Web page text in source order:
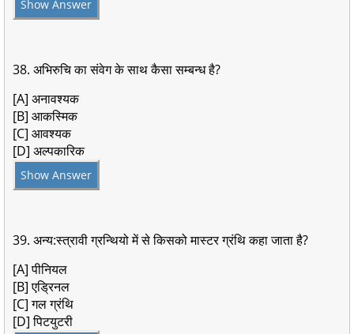
Show Answer
38. अभिरुचि का संवेग के साथ कैसा सम्बन्ध है?
[A] अनावश्यक
[B] आकस्मिक
[C] आवश्यक
[D] अल्पकारिक
Show Answer
39. अन्य:स्त्रावी ग्रन्थियो में से किसको मास्टर ग्रंथि कहा जाता है?
[A] पीनियल
[B] एड्रिनल
[C] गल ग्रंथि
[D] पिटयुटरी